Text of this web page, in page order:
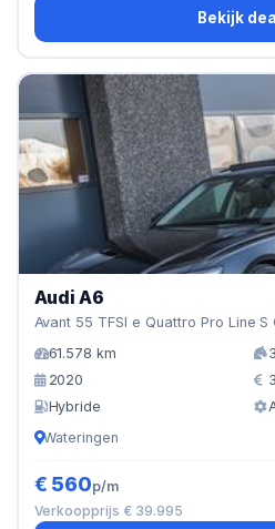
Bekijk deal
Audi A6
Avant 55 TFSI e Quattro Pro Line
61.578 km
2020
Hybride
Wateringen
€ 560p/m
Verkoopprijs € 39.995